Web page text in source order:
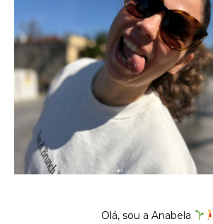
Olá, sou a Anabela